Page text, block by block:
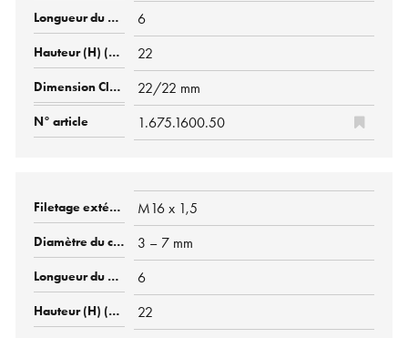
6
22
22/22 mm
1.675.1600.50
M16 x 1,5
3 – 7 mm
6
22